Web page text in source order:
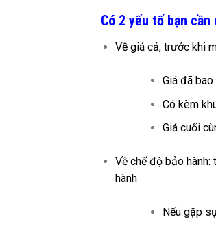
Có 2 yếu tố bạn
Về giá cả, trước khi
Giá đã
Có kèm
Giá cuối
Về chế độ bảo
hành
Nếu gặp